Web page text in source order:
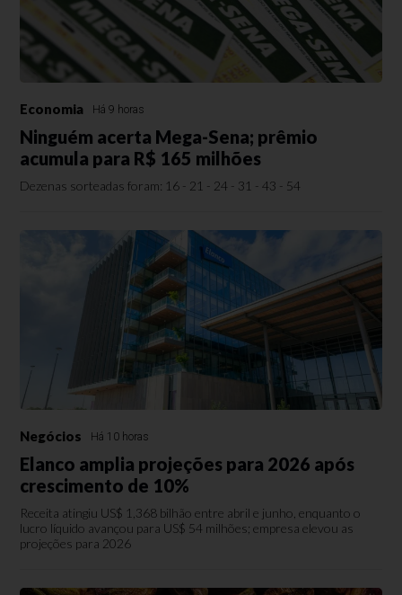
Economia Há 9 horas
Ninguém acerta Mega-Sena; prêmio
acumula para R$ 165 milhões
Dezenas sorteadas foram: 16 - 21 - 24 - 31 - 43 - 54
Negócios Há 10 horas
Elanco amplia projeções para 2026 após
crescimento de 10%
Receita atingiu US$ 1,368 bilhão entre abril e junho, enquanto o
lucro líquido avançou para US$ 54 milhões; empresa elevou as
projeções para 2026